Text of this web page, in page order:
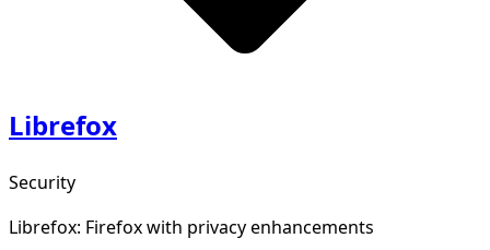
Librefox
Security
Librefox: Firefox with privacy enhancements